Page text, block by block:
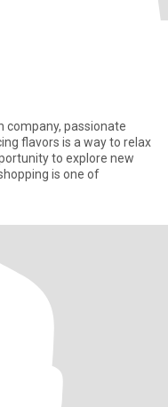
company, passionate
flavors is a way to relax
to explore new
is one of